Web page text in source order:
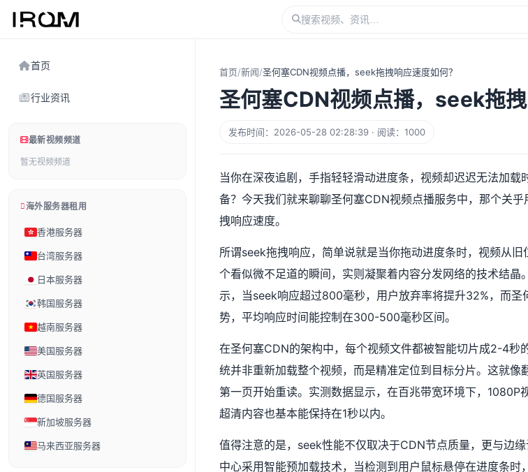
首页
行业资讯
最新视频频道
暂无视频频道
海外服务器租用
香港服务器
台湾服务器
日本服务器
韩国服务器
越南服务器
美国服务器
英国服务器
德国服务器
新加坡服务器
马来西亚服务器
首页/新闻/圣何塞CDN视频点播，seek拖拽响应速度如何？
圣何塞CDN视频点播，seek拖拽
发布时间：2026-05-28 02:28:39 · 阅读：1000
当你在深夜追剧，手指轻轻滑动进度条，视频却迟迟无法加载
备？今天我们就来聊聊圣何塞CDN视频点播服务中，那个关
拽响应速度。
所谓seek拖拽响应，简单说就是当你拖动进度条时，视频从
个看似微不足道的瞬间，实则凝聚着内容分发网络的技术结晶
示，当seek响应超过800毫秒，用户放弃率将提升32%，而圣
势，平均响应时间能控制在300-500毫秒区间。
在圣何塞CDN的架构中，每个视频文件都被智能切片成2-4秒
统并非重新加载整个视频，而是精准定位到目标分片。这就像
第一页开始重读。实测数据显示，在百兆带宽环境下，
超清内容也基本能保持在1秒以内。
值得注意的是，seek性能不仅取决于CDN节点质量，更与边
中心采用智能预加载技术，当检测到用户鼠标悬停在进度条时